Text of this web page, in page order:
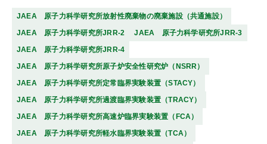
JAEA 原子力科学研究所放射性廃棄物の廃棄施設（共通施設）
JAEA 原子力科学研究所JRR-2
JAEA 原子力科学研究所JRR-3
JAEA 原子力科学研究所JRR-4
JAEA 原子力科学研究所原子炉安全性研究炉（NSRR）
JAEA 原子力科学研究所定常臨界実験装置（STACY）
JAEA 原子力科学研究所過渡臨界実験装置（TRACY）
JAEA 原子力科学研究所高速炉臨界実験装置（FCA）
JAEA 原子力科学研究所軽水臨界実験装置（TCA）